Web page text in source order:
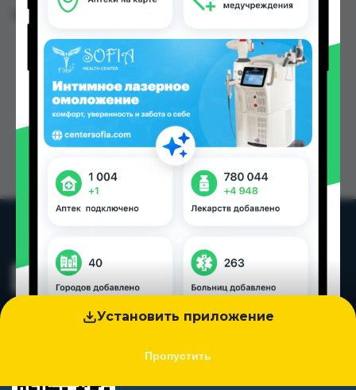
Установить приложение
Пропустить
Цена: от3.86 TJS